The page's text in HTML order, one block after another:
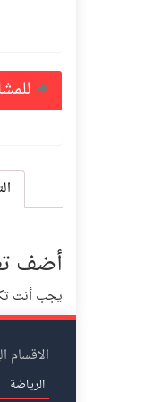
أضف
يجب أنت
الاقسام
الرياضة